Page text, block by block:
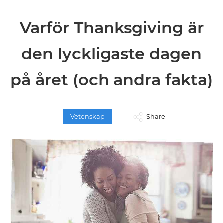
Varför Thanksgiving är
den lyckligaste dagen
på året (och andra fakta)
Vetenskap Share